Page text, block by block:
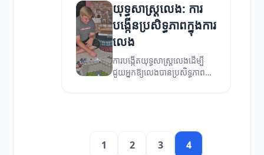
យុទ្ធសាស្ត្រលេង: ការ
បង្កើនប្រសិទ្ធភាពក្នុងការ
លេង
ការបង្កើតយុទ្ធសាស្ត្រលេងដើម្បី
ជួយអ្នកឱ្យលេងបានប្រសិទ្ធភាព
1 2 3 4